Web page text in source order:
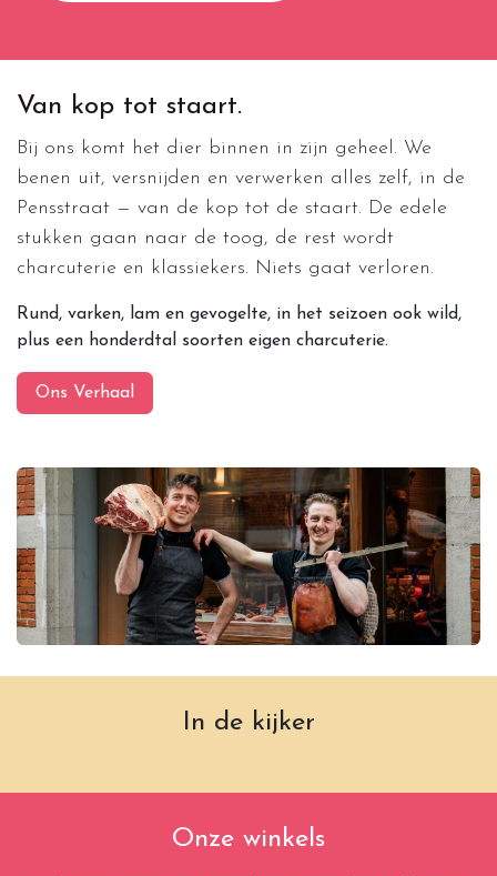
Van kop tot staart.
Bij ons komt het dier binnen in zijn geheel. We
benen uit, versnijden en verwerken alles zelf, in de
Pensstraat — van de kop tot de staart. De edele
stukken gaan naar de toog, de rest wordt
charcuterie en klassiekers. Niets gaat verloren.
Rund, varken, lam en gevogelte, in het seizoen ook wild,
plus een honderdtal soorten eigen charcuterie.
Ons Verhaal
In de kijker
Onze winkels